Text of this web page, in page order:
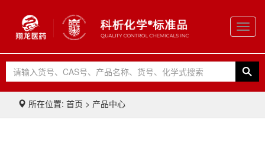
所在位置: 首页 > 产品中心